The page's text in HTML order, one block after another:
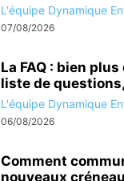
L'équipe Dynamique
07/08/2026
La FAQ : bien
liste de
L'équipe Dynamique
06/08/2026
Comment
nouveaux